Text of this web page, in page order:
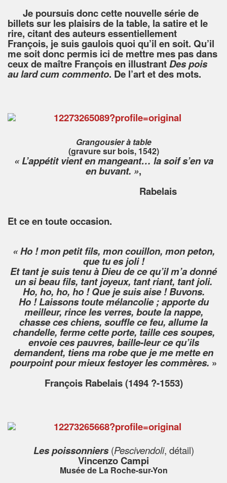
Je poursuis donc cette nouvelle série de
billets sur les plaisirs de la table, la satire et le
rire, citant des auteurs essentiellement
François, je suis gaulois quoi qu’il en soit. Qu’il
me soit donc permis ici de mettre mes pas dans
ceux de maître François en illustrantDes pois
au lardcum commento. De l’art et des mots.
Grangousier à table
(gravure sur bois, 1542)
« L’appétit vient en mangeant… la soif s’en va
en buvant. »,
Rabelais
Et ce en toute occasion.
« Ho ! mon petit fils, mon couillon, mon peton,
que tu es joli !
Et tant je suis tenu à Dieu de ce qu’il m’a donné
un si beau fils, tant joyeux, tant riant, tant joli.
Ho, ho, ho, ho ! Que je suis aise ! Buvons.
Ho ! Laissons toute mélancolie ; apporte du
meilleur, rince les verres, boute la nappe,
chasse ces chiens, souffle ce feu, allume la
chandelle, ferme cette porte, taille ces soupes,
envoie ces pauvres, baille-leur ce qu’ils
demandent, tiens ma robe que je me mette en
pourpoint pour mieux festoyer les commères. »
François Rabelais (1494 ?-1553)
Les poissonniers(Pescivendoli, détail)
Vincenzo Campi
Musée de La Roche-sur-Yon